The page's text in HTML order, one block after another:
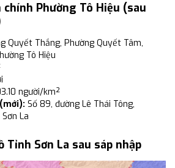
Phường Tô Hiệu (sau
Quyết Thắng, Phường Quyết Tâm,
Tô Hiệu
người/km²
Số 89, đường Lê Thái Tông,
La
Tỉnh Sơn La sau sáp nhập